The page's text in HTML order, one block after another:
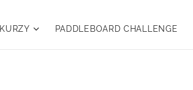
KURZY PADDLEBOARD CHALLENGE